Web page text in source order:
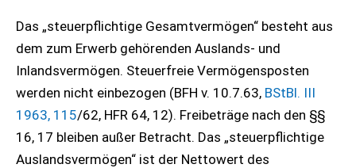
Das „steuerpflichtige Gesamtvermögen“ besteht aus
dem zum Erwerb gehörenden Auslands- und
Inlandsvermögen. Steuerfreie Vermögensposten
werden nicht einbezogen (BFH v. 10.7.63, BStBl. III
1963, 115/62, HFR 64, 12). Freibeträge nach den §§
16, 17 bleiben außer Betracht. Das „steuerpflichtige
Auslandsvermögen“ ist der Nettowert des